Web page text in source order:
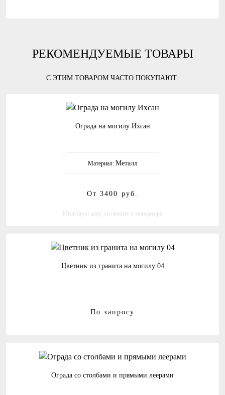
РЕКОМЕНДУЕМЫЕ ТОВАРЫ
С ЭТИМ ТОВАРОМ ЧАСТО ПОКУПАЮТ:
Ограда на могилу Ихсан
Материал: Металл
От 3400 руб.
Итоговую цену уточняйте у менеджера
Цветник из гранита на могилу 04
По запросу
Ограда со столбами и прямыми леерами